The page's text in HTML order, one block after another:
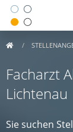
Facharzt
Lichtenau
Sie suchen